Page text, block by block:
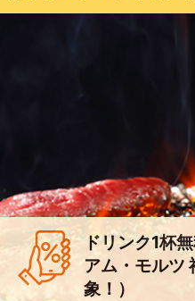
ドリンク1杯
アム・モルツ
象！）